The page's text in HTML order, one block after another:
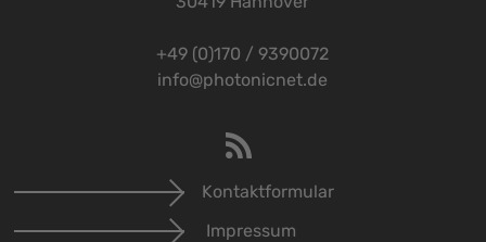
+49 (0)170 / 9390072
info@photonicnet.de
Kontaktformular
Impressum